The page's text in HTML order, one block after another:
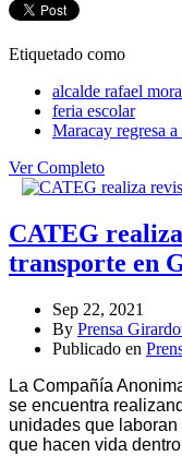
Etiquetado como
alcalde rafael
feria escolar
Maracay regresa a
Ver Completo
CATEG
transporte en
Sep 22, 2021
By Prensa
Publicado en
La Compañía
se encuentra
unidades que
que hacen vida